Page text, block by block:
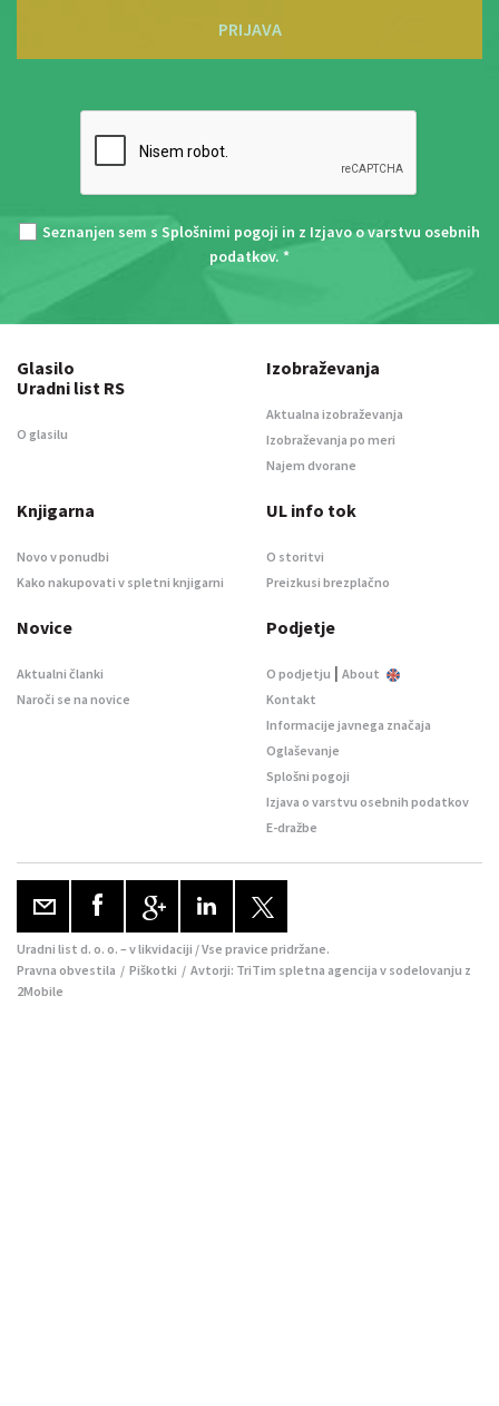
PRIJAVA
Seznanjen sem s Splošnimi pogoji in z Izjavo o varstvu osebnih
podatkov. *
Glasilo
Uradni list RS
O glasilu
Izobraževanja
Aktualna izobraževanja
Izobraževanja po meri
Najem dvorane
Knjigarna
Novo v ponudbi
Kako nakupovati v spletni knjigarni
UL info tok
O storitvi
Preizkusi brezplačno
Novice
Aktualni članki
Naroči se na novice
Podjetje
O podjetju | About
Kontakt
Informacije javnega značaja
Oglaševanje
Splošni pogoji
Izjava o varstvu osebnih podatkov
E-dražbe
Uradni list d. o. o. – v likvidaciji / Vse pravice pridržane.
Pravna obvestila / Piškotki / Avtorji: TriTim spletna agencija v sodelovanju z
2Mobile